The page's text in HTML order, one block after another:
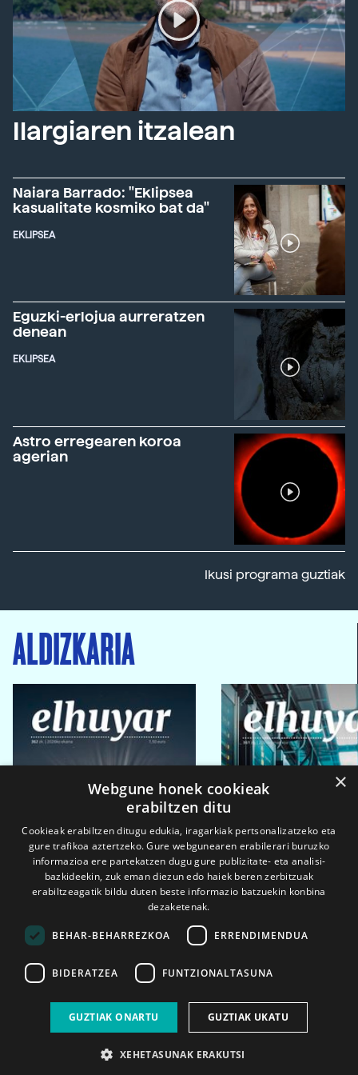
Ilargiaren itzalean
Naiara Barrado: "Eklipsea
kasualitate kosmiko bat da"
EKLIPSEA
Eguzki-erlojua aurreratzen
denean
EKLIPSEA
Astro erregearen koroa
agerian
Ikusi programa guztiak
ALDIZKARIA
2026ko eka. 1a 2026ko mar. 1a
×
Webgune honek cookieak
erabiltzen ditu
Cookieak erabiltzen ditugu edukia, iragarkiak pertsonalizatzeko eta
gure trafikoa aztertzeko. Gure webgunearen erabilerari buruzko
informazioa ere partekatzen dugu gure publizitate- eta analisi-
bazkideekin, zuk eman diezun edo haiek beren zerbitzuak
erabiltzeagatik bildu duten beste informazio batzuekin konbina
dezaketenak.
BEHAR-BEHARREZKOA ERRENDIMENDUA
BIDERATZEA FUNTZIONALTASUNA
GUZTIAK ONARTU GUZTIAK UKATU
XEHETASUNAK ERAKUTSI